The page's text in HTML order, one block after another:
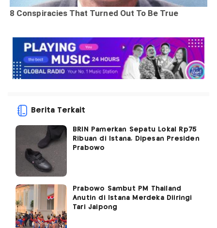
Berita Terkait
BRIN Pamerkan Sepatu Lokal Rp75
Ribuan di Istana, Dipesan Presiden
Prabowo
Prabowo Sambut PM Thailand
Anutin di Istana Merdeka Diiringi
Tari Jaipong